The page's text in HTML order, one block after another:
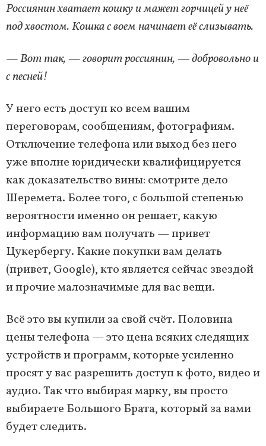
Россиянин хватает кошку и мажет горчицей у неё
под хвостом. Кошка с воем начинает её слизывать.
— Вот так, — говорит россиянин, — добровольно и
с песней!
У него есть доступ ко всем вашим
переговорам, сообщениям, фотографиям.
Отключение телефона или выход без него
уже вполне юридически квалифицируется
как доказательство вины: смотрите дело
Шеремета. Более того, с большой степенью
вероятности именно он решает, какую
информацию вам получать — привет
Цукербергу. Какие покупки вам делать
(привет, Google), кто является сейчас звездой
и прочие малозначимые для вас вещи.
Всё это вы купили за свой счёт. Половина
цены телефона — это цена всяких следящих
устройств и программ, которые усиленно
просят у вас разрешить доступ к фото, видео и
аудио. Так что выбирая марку, вы просто
выбираете Большого Брата, который за вами
будет следить.